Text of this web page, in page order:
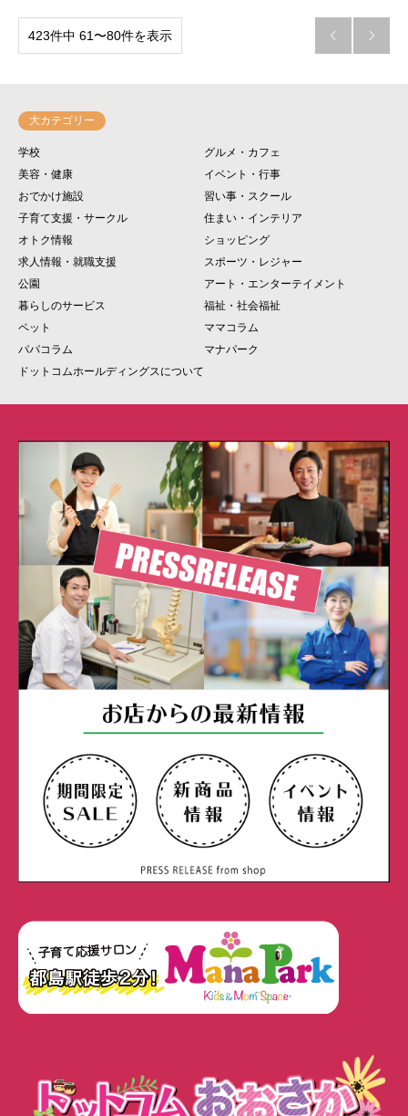
423件中 61〜80件を表示  
大カテゴリー
学校
グルメ・カフェ
美容・健康
イベント・行事
おでかけ施設
習い事・スクール
子育て支援・サークル
住まい・インテリア
オトク情報
ショッピング
求人情報・就職支援
スポーツ・レジャー
公園
アート・エンターテイメント
暮らしのサービス
福祉・社会福祉
ペット
ママコラム
パパコラム
マナパーク
ドットコムホールディングスについて